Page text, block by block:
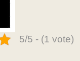
5/5 - (1 vote)